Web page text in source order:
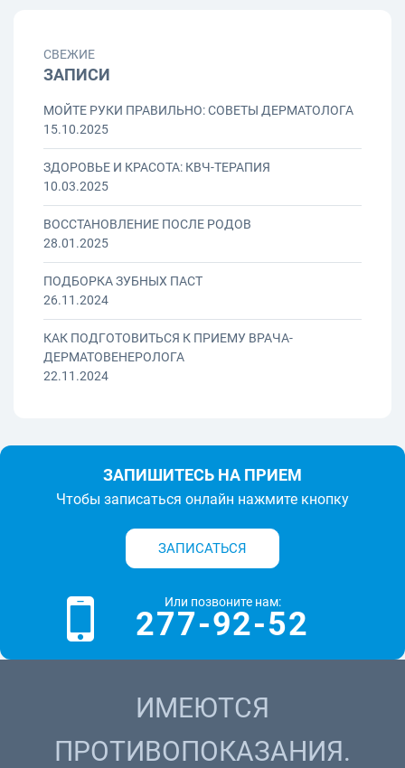
СВЕЖИЕ
ЗАПИСИ
МОЙТЕ РУКИ ПРАВИЛЬНО: СОВЕТЫ ДЕРМАТОЛОГА
15.10.2025
ЗДОРОВЬЕ И КРАСОТА: КВЧ-ТЕРАПИЯ
10.03.2025
ВОССТАНОВЛЕНИЕ ПОСЛЕ РОДОВ
28.01.2025
ПОДБОРКА ЗУБНЫХ ПАСТ
26.11.2024
КАК ПОДГОТОВИТЬСЯ К ПРИЕМУ ВРАЧА-
ДЕРМАТОВЕНЕРОЛОГА
22.11.2024
ЗАПИШИТЕСЬ НА ПРИЕМ
Чтобы записаться онлайн нажмите кнопку
ЗАПИСАТЬСЯ
Или позвоните нам:
277-92-52
ИМЕЮТСЯ
ПРОТИВОПОКАЗАНИЯ.